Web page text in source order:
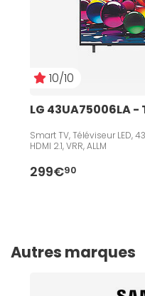
10/10
LG 43UA75006LA -
Smart TV, Téléviseur LED,
HDMI 2.1, VRR, ALLM
299€90
Autres marques